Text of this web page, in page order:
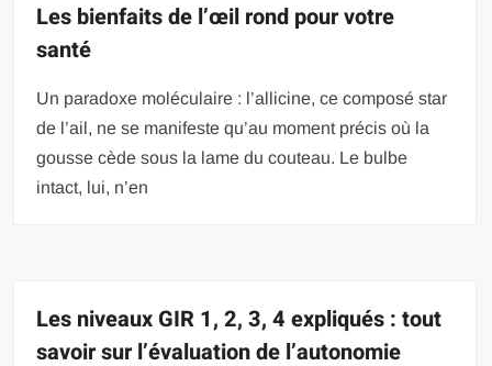
Les bienfaits de l’œil rond pour votre
santé
Un paradoxe moléculaire : l’allicine, ce composé star
de l’ail, ne se manifeste qu’au moment précis où la
gousse cède sous la lame du couteau. Le bulbe
intact, lui, n’en
Les niveaux GIR 1, 2, 3, 4 expliqués : tout
savoir sur l’évaluation de l’autonomie